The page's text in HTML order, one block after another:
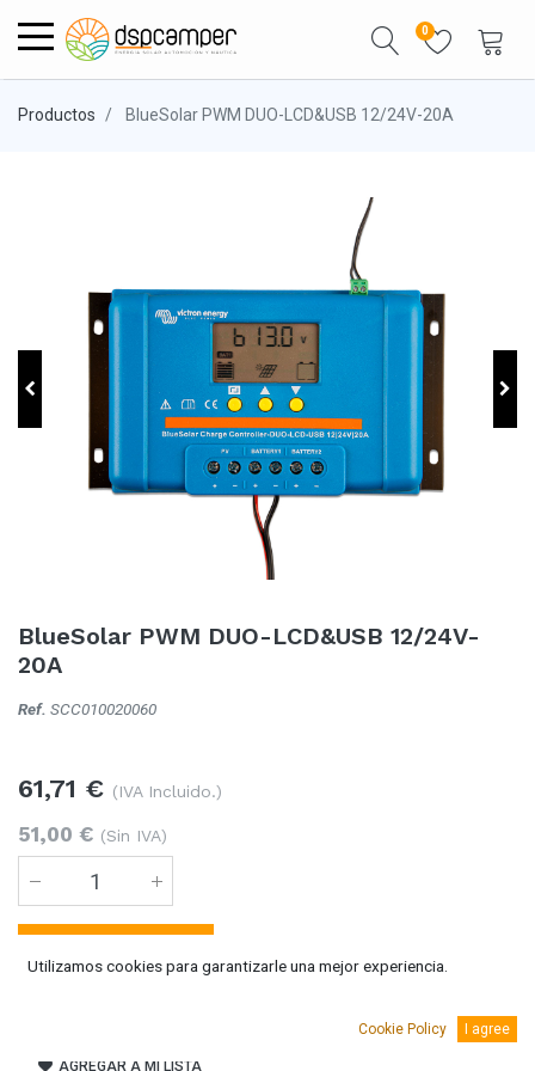
0
Productos BlueSolar PWM DUO-LCD&USB 12/24V-20A
BlueSolar PWM DUO-LCD&USB 12/24V-
20A
Ref. SCC010020060
61,71 € (IVA Incluido.)
51,00 € (Sin IVA)
AGREGAR A MI LISTA
Utilizamos cookies para garantizarle una mejor experiencia.
Cookie Policy I agree